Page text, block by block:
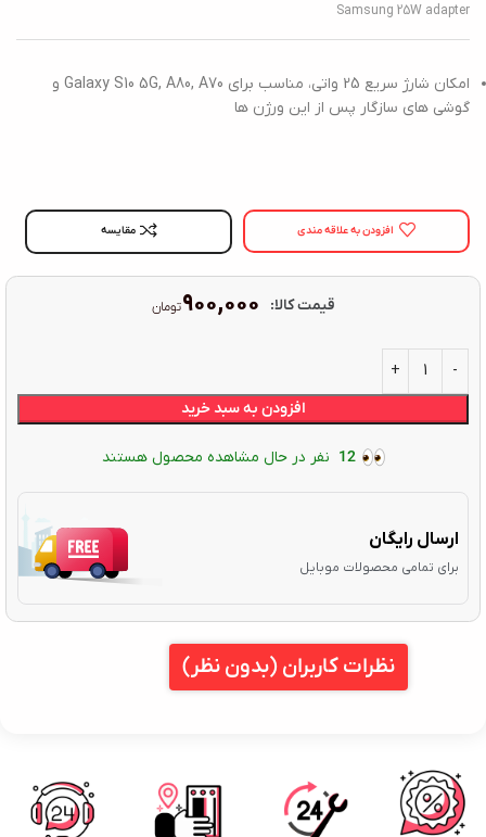
Samsung 25W adapter
امکان شارژ سریع 25 واتی، مناسب برای Galaxy S10 5G, A80, A70 و
گوشی های سازگار پس از این ورژن ها
افزودن به علاقه مندی مقایسه
قیمت کالا: ۹۰۰,۰۰۰تومان
افزودن به سبد خرید
12 نفر در حال مشاهده محصول هستند
ارسال رایگان
برای تمامی محصولات موبایل
نظرات کاربران (بدون نظر)